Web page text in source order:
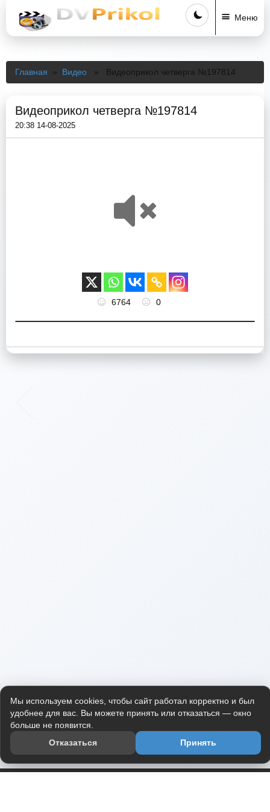
Меню
Главная » Видео » Видеоприкол четверга №197814
Видеоприкол четверга №197814
20:38 14-08-2025
6764 0
Мы используем cookies, чтобы сайт работал корректно и был
удобнее для вас. Вы можете принять или отказаться — окно
больше не появится.
Отказаться
Принять